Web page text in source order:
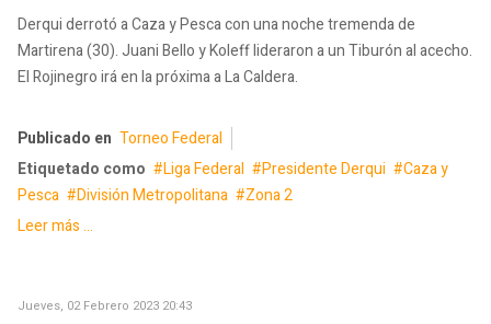
Derqui derrotó a Caza y Pesca con una noche tremenda de
Martirena (30). Juani Bello y Koleff lideraron a un Tiburón al acecho.
El Rojinegro irá en la próxima a La Caldera.
Publicado en Torneo Federal
Etiquetado como
Liga Federal Presidente Derqui
Caza y
Pesca
División Metropolitana
Zona 2
Leer más ...
Jueves, 02 Febrero 2023 20:43